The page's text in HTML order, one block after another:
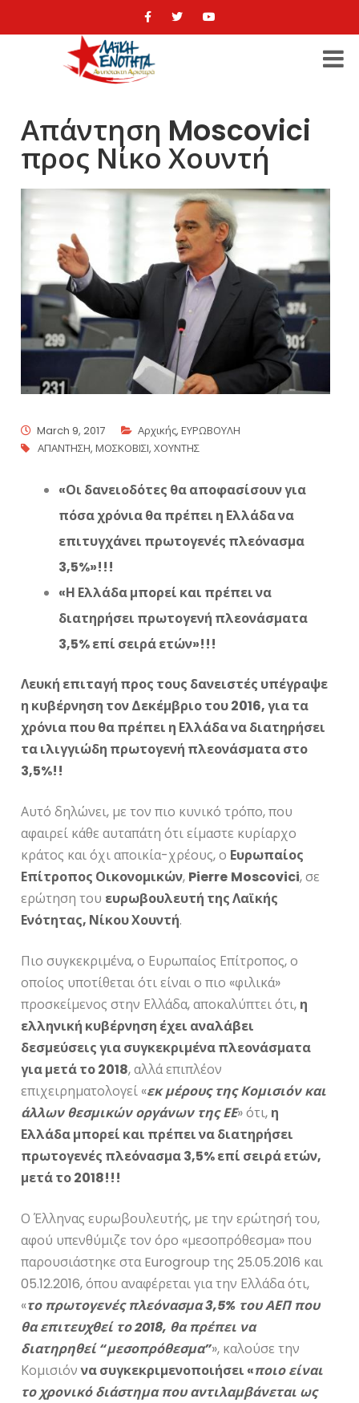
Απάντηση Moscovici
προς Νίκο Χουντή
March 9, 2017 Αρχικής,ΕΥΡΩΒΟΥΛΗ
ΑΠΑΝΤΗΣΗ,ΜΟΣΚΟΒΙΣΙ,ΧΟΥΝΤΗΣ
«Οι δανειοδότες θα αποφασίσουν για
πόσα χρόνια θα πρέπει η Ελλάδα να
επιτυγχάνει πρωτογενές πλεόνασμα
3,5%»!!!
«Η Ελλάδα μπορεί και πρέπει να
διατηρήσει πρωτογενή πλεονάσματα
3,5% επί σειρά ετών»!!!
Λευκή επιταγή προς τους δανειστές υπέγραψε
η κυβέρνηση τον Δεκέμβριο του 2016, για τα
χρόνια που θα πρέπει η Ελλάδα να διατηρήσει
τα ιλιγγιώδη πρωτογενή πλεονάσματα στο
3,5%!!
Αυτό δηλώνει, με τον πιο κυνικό τρόπο, που
αφαιρεί κάθε αυταπάτη ότι είμαστε κυρίαρχο
κράτος και όχι αποικία-χρέους, ο Ευρωπαίος
Επίτροπος Οικονομικών, Pierre Moscovici, σε
ερώτηση του ευρωβουλευτή της Λαϊκής
Ενότητας, Νίκου Χουντή.
Πιο συγκεκριμένα, ο Ευρωπαίος Επίτροπος, ο
οποίος υποτίθεται ότι είναι ο πιο «φιλικά»
προσκείμενος στην Ελλάδα, αποκαλύπτει ότι, η
ελληνική κυβέρνηση έχει αναλάβει
δεσμεύσεις για συγκεκριμένα πλεονάσματα
για μετά το 2018, αλλά επιπλέον
επιχειρηματολογεί «εκ μέρους της Κομισιόν και
άλλων θεσμικών οργάνων της ΕΕ» ότι, η
Ελλάδα μπορεί και πρέπει να διατηρήσει
πρωτογενές πλεόνασμα 3,5% επί σειρά ετών,
μετά το 2018!!!
Ο Έλληνας ευρωβουλευτής, με την ερώτησή του,
αφού υπενθύμιζε τον όρο «μεσοπρόθεσμα» που
παρουσιάστηκε στα Eurogroup της 25.05.2016 και
05.12.2016, όπου αναφέρεται για την Ελλάδα ότι,
«το πρωτογενές πλεόνασμα 3,5% του ΑΕΠ που
θα επιτευχθεί το 2018, θα πρέπει να
διατηρηθεί “μεσοπρόθεσμα”», καλούσε την
Κομισιόννα συγκεκριμενοποιήσει «ποιο είναι
το χρονικό διάστημα που αντιλαμβάνεται ως